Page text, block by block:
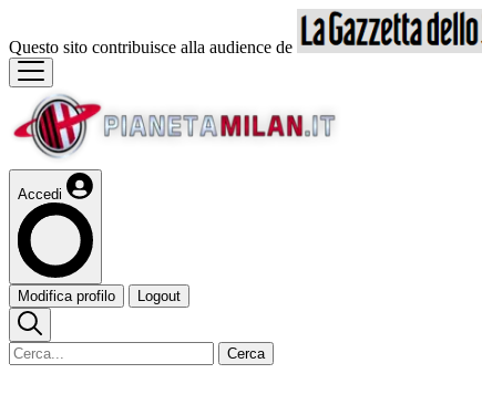
Questo sito contribuisce alla audience de
Accedi
Modifica profilo Logout
Cerca